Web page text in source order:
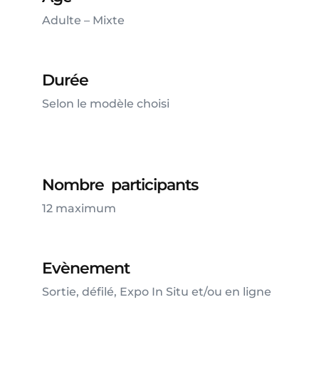
Adulte – Mixte
Durée
Selon le modèle choisi
Nombre participants
12 maximum
Evènement
Sortie, défilé, Expo In Situ et/ou en ligne